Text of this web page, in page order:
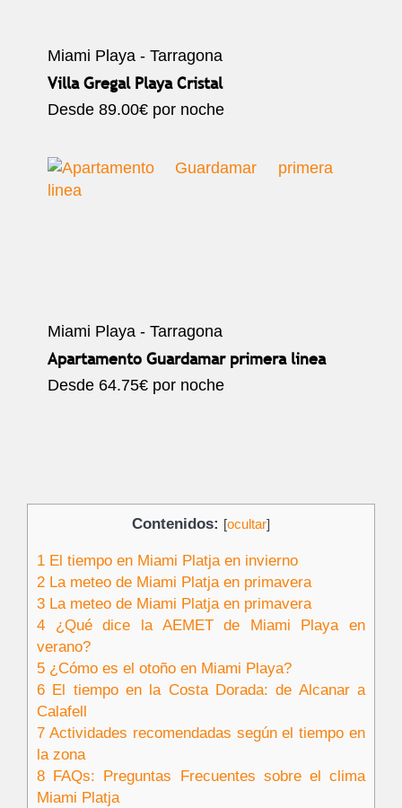
Miami Playa - Tarragona
Villa Gregal Playa Cristal
Desde 89.00€por noche
Miami Playa - Tarragona
Apartamento Guardamar primera linea
Desde 64.75€por noche
Contenidos: [ocultar]
1 El tiempo en Miami Platja en invierno
2 La meteo de Miami Platja en primavera
3 La meteo de Miami Platja en primavera
4 ¿Qué dice la AEMET de Miami Playa en
verano?
5 ¿Cómo es el otoño en Miami Playa?
6 El tiempo en la Costa Dorada: de Alcanar a
Calafell
7 Actividades recomendadas según el tiempo en
la zona
8 FAQs: Preguntas Frecuentes sobre el clima
Miami Platja